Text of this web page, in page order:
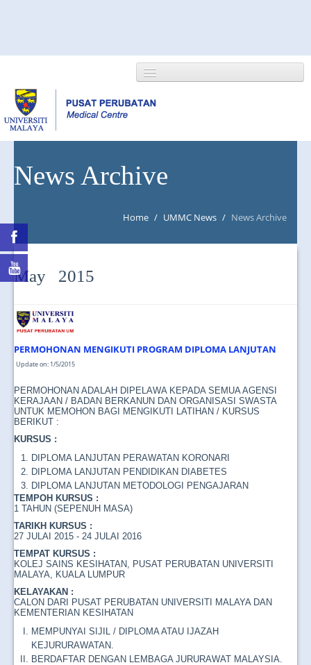
NEWS/EVENTS
SSO
News Archive
Home / UMMC News / News Archive
May 2015
PERMOHONAN MENGIKUTI PROGRAM DIPLOMA LANJUTAN
Update on: 1/5/2015
PERMOHONAN ADALAH DIPELAWA KEPADA SEMUA AGENSI
KERAJAAN / BADAN BERKANUN DAN ORGANISASI SWASTA
UNTUK MEMOHON BAGI MENGIKUTI LATIHAN / KURSUS
BERIKUT :
KURSUS :
DIPLOMA LANJUTAN PERAWATAN KORONARI
DIPLOMA LANJUTAN PENDIDIKAN DIABETES
DIPLOMA LANJUTAN METODOLOGI PENGAJARAN
TEMPOH KURSUS :
1 TAHUN (SEPENUH MASA)
TARIKH KURSUS :
27 JULAI 2015 - 24 JULAI 2016
TEMPAT KURSUS :
KOLEJ SAINS KESIHATAN, PUSAT PERUBATAN UNIVERSITI
MALAYA, KUALA LUMPUR
KELAYAKAN :
CALON DARI PUSAT PERUBATAN UNIVERSITI MALAYA DAN
KEMENTERIAN KESIHATAN
MEMPUNYAI SIJIL / DIPLOMA ATAU IJAZAH
KEJURURAWATAN.
BERDAFTAR DENGAN LEMBAGA JURURAWAT MALAYSIA.